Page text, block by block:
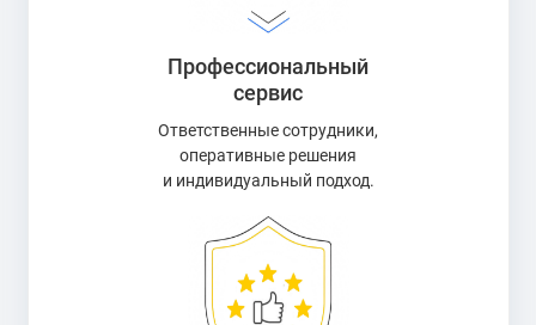
Профессиональный
сервис
Ответственные сотрудники,
оперативные решения
и индивидуальный подход.